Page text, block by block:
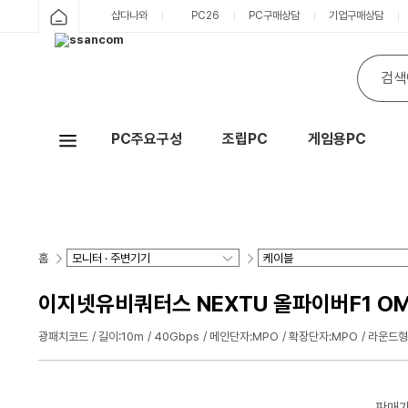
샵다나와 PC26 PC구매상담 기업구매상담
PC주요구성 조립PC 게임용PC
홈
이지넷유비쿼터스 NEXTU 올파이버F1
광패치코드 길이:10m 40Gbps 메인단자:MPO 확장단자:MPO 라운드형